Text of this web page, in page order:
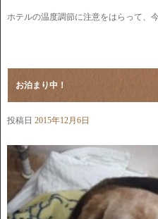
ホテルの温度調節に注意をはらって、
お泊まり中！
投稿日 2015年12月6日